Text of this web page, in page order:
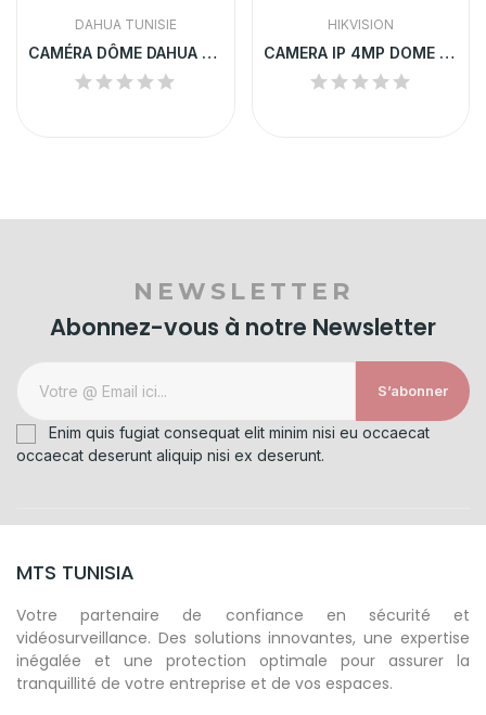
DAHUA TUNISIE
CAMÉRA DÔME DAHUA 4MP ULTRA HD ANTI-VANDALISME...
HIKVISION
CAMERA IP 4MP DOME VF ColorVu, IP67, IK10...
NEWSLETTER
Abonnez-vous à notre Newsletter
S’abonner
Enim quis fugiat consequat elit minim nisi eu occaecat
occaecat deserunt aliquip nisi ex deserunt.
MTS TUNISIA
Votre partenaire de confiance en sécurité et
vidéosurveillance. Des solutions innovantes, une expertise
inégalée et une protection optimale pour assurer la
tranquillité de votre entreprise et de vos espaces.